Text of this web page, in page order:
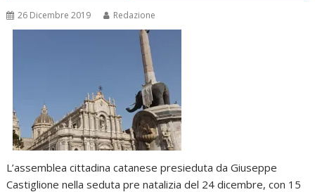
26 Dicembre 2019 Redazione
L’assemblea cittadina catanese presieduta da Giuseppe
Castiglione nella seduta pre natalizia del 24 dicembre, con 15